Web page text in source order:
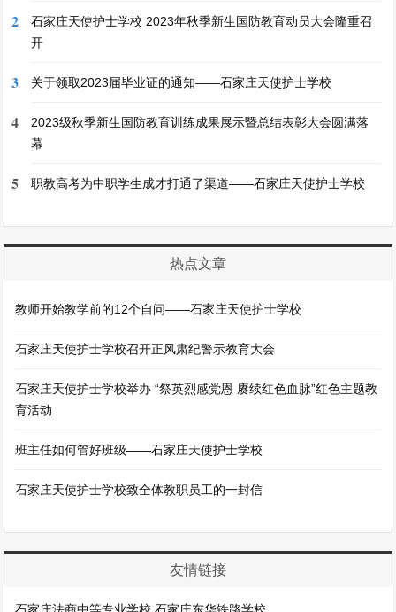
2
石家庄天使护士学校 2023年秋季新生国防教育动员大会隆重召
开
3 关于领取2023届毕业证的通知——石家庄天使护士学校
4
2023级秋季新生国防教育训练成果展示暨总结表彰大会圆满落
幕
5 职教高考为中职学生成才打通了渠道——石家庄天使护士学校
热点文章
教师开始教学前的12个自问——石家庄天使护士学校
石家庄天使护士学校召开正风肃纪警示教育大会
石家庄天使护士学校举办 “祭英烈感党恩 赓续红色血脉”红色主题教
育活动
班主任如何管好班级——石家庄天使护士学校
石家庄天使护士学校致全体教职员工的一封信
友情链接